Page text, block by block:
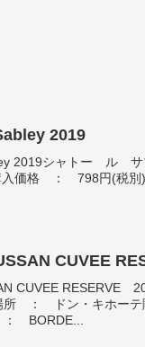
2019
2019シャトー ル
入価格 ： 798円(税
CUVEE
CUVEE
所 ： ドン・キホー
BORDE...